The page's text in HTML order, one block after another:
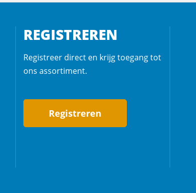
REGISTREREN
Registreer direct en krijg toegang tot
ons assortiment.
Registreren